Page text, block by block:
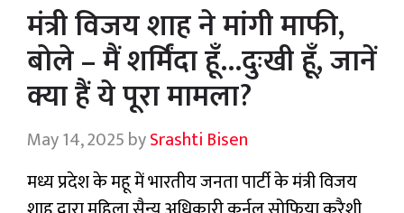
मंत्री विजय शाह ने मांगी माफी,
बोले – मैं शर्मिंदा हूँ…दुःखी हूँ, जानें
क्या हैं ये पूरा मामला?
May 14, 2025bySrashti Bisen
मध्य प्रदेश के महू में भारतीय जनता पार्टी के मंत्री विजय